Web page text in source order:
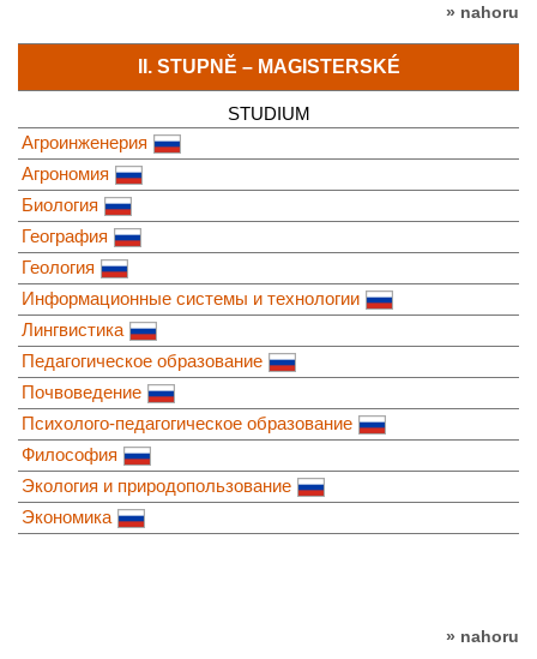
» nahoru
II. STUPNĚ – MAGISTERSKÉ
STUDIUM
Агроинженерия
Агрономия
Биология
География
Геология
Информационные системы и технологии
Лингвистика
Педагогическое образование
Почвоведение
Психолого-педагогическое образование
Философия
Экология и природопользование
Экономика
» nahoru